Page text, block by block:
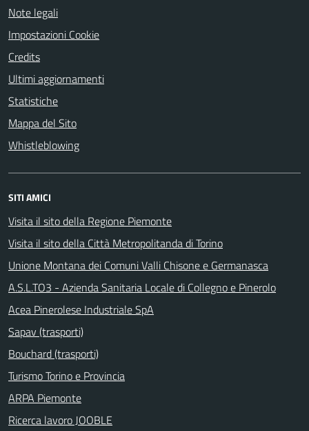
Note legali
Impostazioni Cookie
Credits
Ultimi aggiornamenti
Statistiche
Mappa del Sito
Whistleblowing
SITI AMICI
Visita il sito della Regione Piemonte
Visita il sito della Città Metropolitanda di Torino
Unione Montana dei Comuni Valli Chisone e Germanasca
A.S.L.TO3 - Azienda Sanitaria Locale di Collegno e Pinerolo
Acea Pinerolese Industriale SpA
Sapav (trasporti)
Bouchard (trasporti)
Turismo Torino e Provincia
ARPA Piemonte
Ricerca lavoro JOOBLE